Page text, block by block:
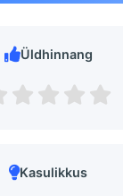
Üldhinnang
Kasulikkus